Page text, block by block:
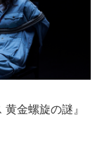
金螺旋の謎』